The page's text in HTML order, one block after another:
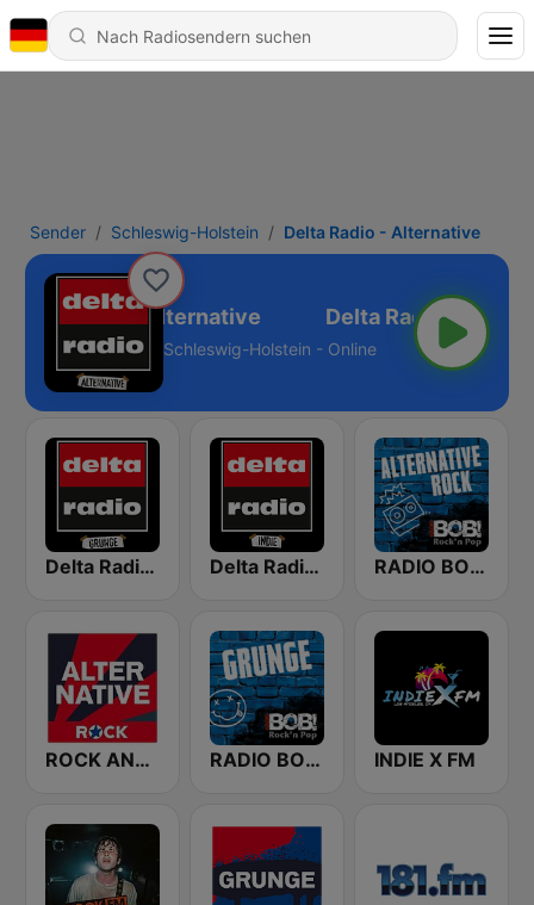
Sender Schleswig-Holstein Delta Radio - Alternative
Delta Radio - Alternative
Schleswig-Holstein - Online
Delta Radio - Grunge Delta Radio - Indie RADIO BOB! Alternative Rock
ROCK ANTENNE Alternative RADIO BOB! Grunge INDIE X FM